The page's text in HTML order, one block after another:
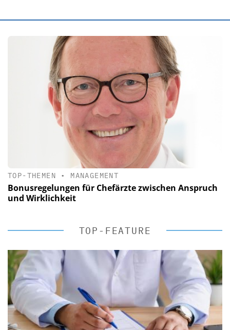
TOP-THEMEN • MANAGEMENT
Bonusregelungen für Chefärzte zwischen Anspruch
und Wirklichkeit
TOP-FEATURE